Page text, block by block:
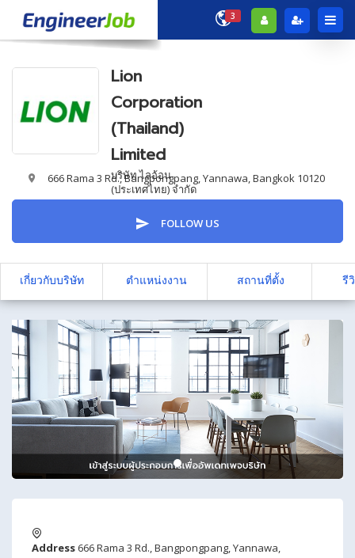
3
Lion
Corporation
(Thailand)
Limited
บริษัท ไลอ้อน
(ประเทศไทย) จำกัด
666 Rama 3 Rd., Bangpongpang, Yannawa, Bangkok 10120
FOLLOW US
เกี่ยวกับบริษัท ตำแหน่งงาน สถานที่ตั้ง รี
Address 666 Rama 3 Rd., Bangpongpang, Yannawa,